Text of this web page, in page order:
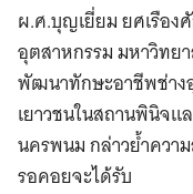
ผ.ศ.บุญเยี่ยม ยศเรือง
อุตสาหกรรม มหาวิทย
พัฒนาทักษะอาชีพช่าง
เยาวชนในสถานพินิจแ
นครพนม กล่าวย้ำควา
รอคอยจะได้รับ